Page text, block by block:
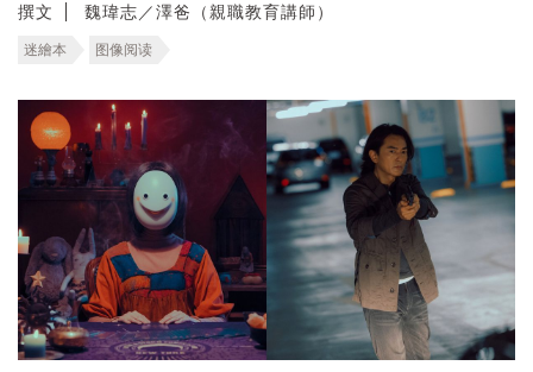
撰文 魏瑋志／澤爸（親職教育講師）
迷繪本 图像阅读